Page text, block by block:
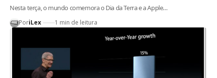
Nesta terça, o mundo comemora o Dia da Terra e a Apple…
PoriLex 1 min de leitura